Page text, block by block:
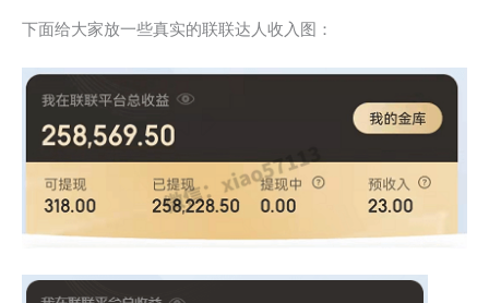
下面给大家放一些真实的联联达人收入图：